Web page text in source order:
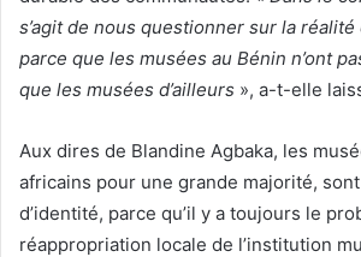
s’agit de nous questionner sur la
parce que les musées au Bénin n’ont
que les musées d’ailleurs », a-t-elle
Aux dires de Blandine Agbaka, les
africains pour une grande majorité,
d’identité, parce qu’il y a toujours le
réappropriation locale de l’institution